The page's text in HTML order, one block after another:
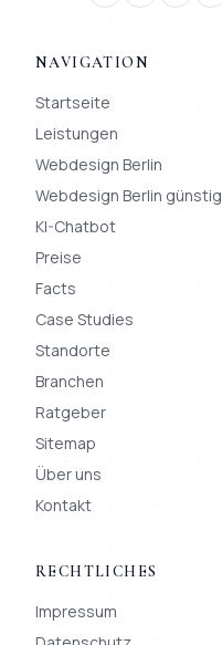
NAVIGATION
Startseite
Leistungen
Webdesign Berlin
Webdesign Berlin günstig
KI-Chatbot
Preise
Facts
Case Studies
Standorte
Branchen
Ratgeber
Sitemap
Über uns
Kontakt
RECHTLICHES
Impressum